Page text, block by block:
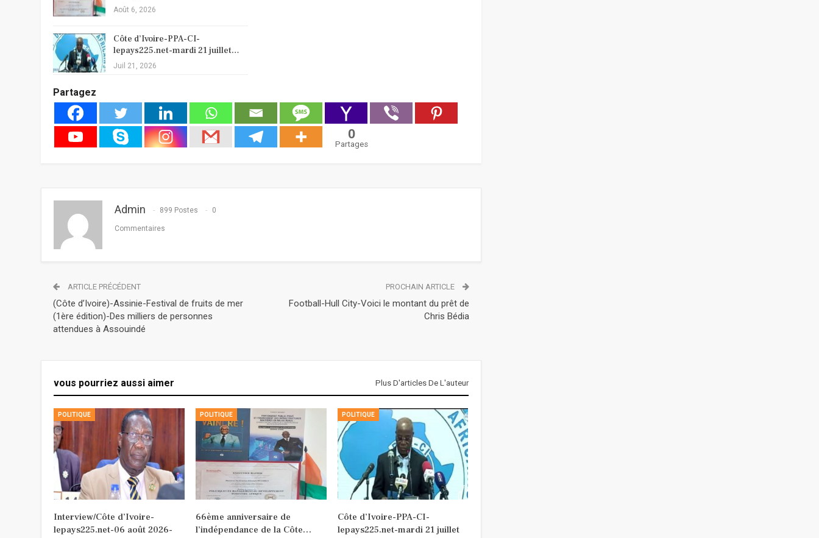
Août 6, 2026
Côte d’Ivoire-PPA-CI-
lepays225.net-mardi 21 juillet…
Juil 21, 2026
Partagez
0
Partages
Admin 899 Postes 0
Commentaires
ARTICLE PRÉCÉDENT
(Côte d’Ivoire)-Assinie-Festival de fruits de mer
(1ère édition)-Des milliers de personnes
attendues à Assouindé
PROCHAIN ARTICLE
Football-Hull City-Voici le montant du prêt de
Chris Bédia
vous pourriez aussi aimer Plus D'articles De L'auteur
POLITIQUE
Interview/Côte d’Ivoire-
lepays225.net-06 août 2026-
POLITIQUE
66ème anniversaire de
l’indépendance de la Côte…
POLITIQUE
Côte d’Ivoire-PPA-CI-
lepays225.net-mardi 21 juillet